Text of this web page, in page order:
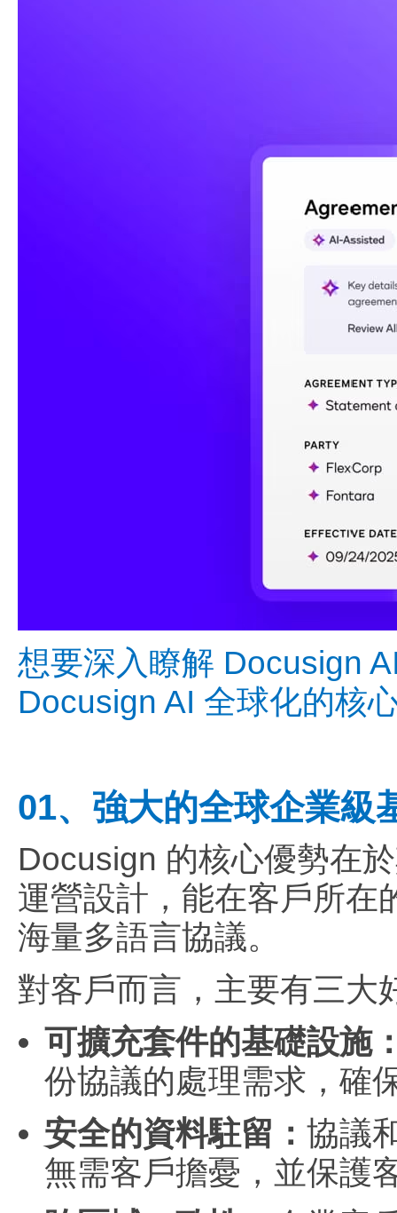
想要深入瞭解 Docusign
Docusign AI 全球化的核
01、強大的全球企業級
Docusign 的核心優勢在
運營設計，能在客戶所在
海量多語言協議。
對客戶而言，主要有三大
可擴充套件的基礎設施
份協議的處理需求，確
安全的資料駐留： 協議
無需客戶擔憂，並保護